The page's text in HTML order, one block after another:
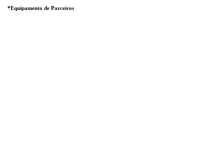
*Equipamento de Parceiros